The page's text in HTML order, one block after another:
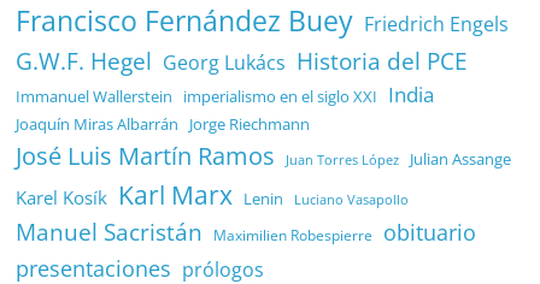
Francisco Fernández Buey Friedrich Engels
G.W.F. Hegel Georg Lukács Historia del PCE
Immanuel Wallerstein imperialismo en el siglo XXI India
Joaquín Miras Albarrán Jorge Riechmann
José Luis Martín Ramos Juan Torres López Julian Assange
Karel Kosík Karl Marx Lenin Luciano Vasapollo
Manuel Sacristán Maximilien Robespierre
obituario
presentaciones prólogos